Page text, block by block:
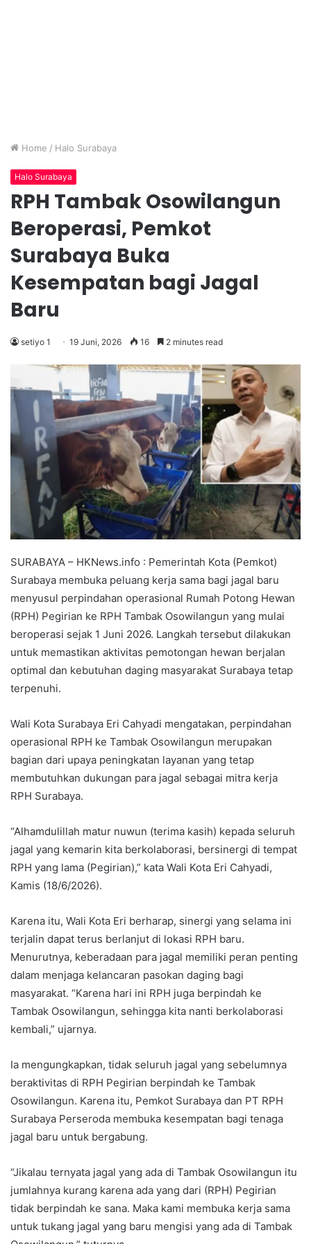
Home / Halo Surabaya
Halo Surabaya
RPH Tambak Osowilangun
Beroperasi, Pemkot
Surabaya Buka
Kesempatan bagi Jagal
Baru
setiyo 1 19 Juni, 2026 16 2 minutes read
SURABAYA – HKNews.info : Pemerintah Kota (Pemkot)
Surabaya membuka peluang kerja sama bagi jagal baru
menyusul perpindahan operasional Rumah Potong Hewan
(RPH) Pegirian ke RPH Tambak Osowilangun yang mulai
beroperasi sejak 1 Juni 2026. Langkah tersebut dilakukan
untuk memastikan aktivitas pemotongan hewan berjalan
optimal dan kebutuhan daging masyarakat Surabaya tetap
terpenuhi.
Wali Kota Surabaya Eri Cahyadi mengatakan, perpindahan
operasional RPH ke Tambak Osowilangun merupakan
bagian dari upaya peningkatan layanan yang tetap
membutuhkan dukungan para jagal sebagai mitra kerja
RPH Surabaya.
“Alhamdulillah matur nuwun (terima kasih) kepada seluruh
jagal yang kemarin kita berkolaborasi, bersinergi di tempat
RPH yang lama (Pegirian),” kata Wali Kota Eri Cahyadi,
Kamis (18/6/2026).
Karena itu, Wali Kota Eri berharap, sinergi yang selama ini
terjalin dapat terus berlanjut di lokasi RPH baru.
Menurutnya, keberadaan para jagal memiliki peran penting
dalam menjaga kelancaran pasokan daging bagi
masyarakat. “Karena hari ini RPH juga berpindah ke
Tambak Osowilangun, sehingga kita nanti berkolaborasi
kembali,” ujarnya.
Ia mengungkapkan, tidak seluruh jagal yang sebelumnya
beraktivitas di RPH Pegirian berpindah ke Tambak
Osowilangun. Karena itu, Pemkot Surabaya dan PT RPH
Surabaya Perseroda membuka kesempatan bagi tenaga
jagal baru untuk bergabung.
“Jikalau ternyata jagal yang ada di Tambak Osowilangun itu
jumlahnya kurang karena ada yang dari (RPH) Pegirian
tidak berpindah ke sana. Maka kami membuka kerja sama
untuk tukang jagal yang baru mengisi yang ada di Tambak